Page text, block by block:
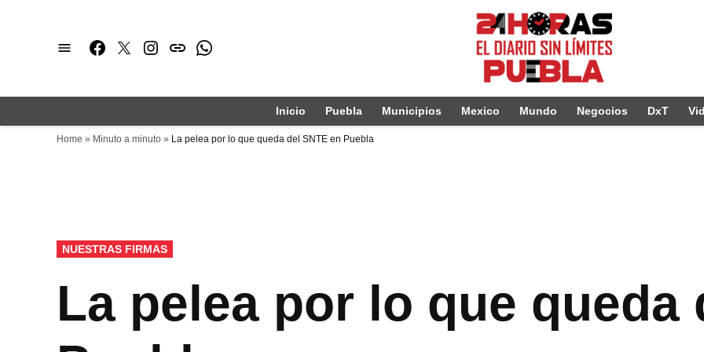
Facebook
TwitterInstagram
issuuWhatsapp
Inicio Puebla Municipios Mexico Mundo Negocios DxT
Home » Minuto a minuto » La pelea por lo que queda del SNTE en Puebla
PUBLICADO
EN
NUESTRAS FIRMAS
La pelea por lo que queda